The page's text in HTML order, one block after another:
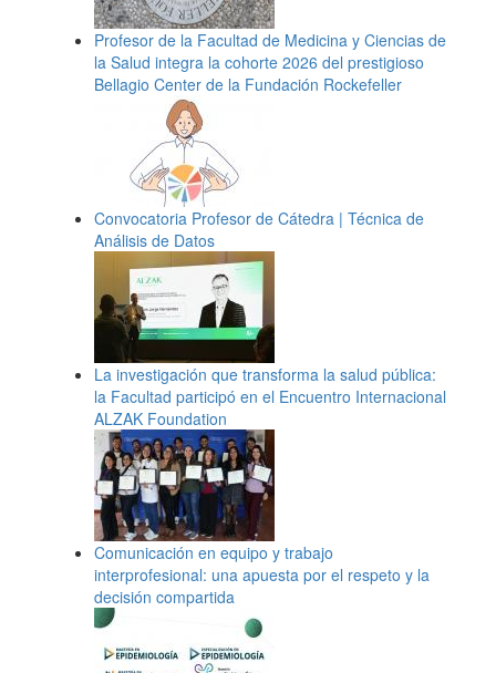
Profesor de la Facultad de Medicina y Ciencias de
la Salud integra la cohorte 2026 del prestigioso
Bellagio Center de la Fundación Rockefeller
Convocatoria Profesor de Cátedra | Técnica de
Análisis de Datos
La investigación que transforma la salud pública:
la Facultad participó en el Encuentro Internacional
ALZAK Foundation
Comunicación en equipo y trabajo
interprofesional: una apuesta por el respeto y la
decisión compartida